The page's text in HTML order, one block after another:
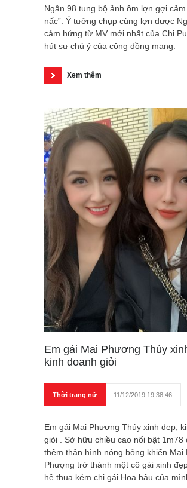
Ngân 98 tung bộ ảnh ôm lợn gợi cảm
nấc”. Ý tưởng chụp cùng lợn được
cảm hứng từ MV mới nhất của Chi
hút sự chú ý của cộng đồng mạng.
Xem thêm
Em gái Mai Phương Thúy
kinh doanh giỏi
Thời trang nữ 11/12/2019 19:38:46
Em gái Mai Phương Thúy xinh đẹp,
giỏi . Sở hữu chiều cao nổi bật 1m78
thêm thân hình nóng bỏng khiến Mai
Phượng trở thành một cô gái xinh
hề thua kém chị gái Hoa hậu của